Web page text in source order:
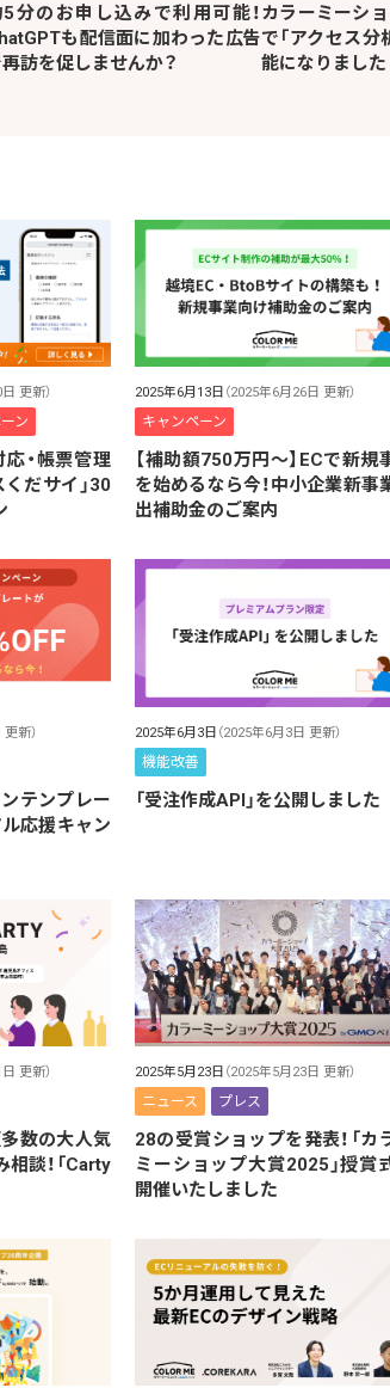
分のお申し込みで利用可能！
も配信面に加わった広告
訪を促しませんか？
カラーミーシ
で「アクセス分
能になりました
更新）
ン
応・帳票管理
だサイ」30
2025年6月13日 （2025年6月26日 更新）
キャンペーン
【補助額750万円〜】ECで新規
を始めるなら今！中小企業新事
出補助金のご案内
新）
ンテンプレー
ル応援キャン
2025年6月3日 （2025年6月3日 更新）
機能改善
「受注作成API」を公開しました
更新）
多数の大人気
談！「Carty
2025年5月23日 （2025年5月23日 更新）
ニュース プレス
28の受賞ショップを発表！「カ
ミーショップ大賞2025」授賞
開催いたしました